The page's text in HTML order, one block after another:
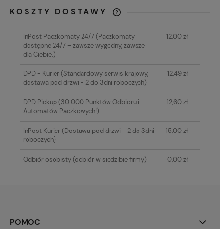
KOSZTY DOSTAWY
KOSZTÓW PŁATNOŚCI
InPost Paczkomaty 24/7(Paczkomaty
dostępne 24/7 – zawsze wygodny, zawsze
dla Ciebie.)
12,00 zł
DPD - Kurier(Standardowy serwis krajowy,
dostawa pod drzwi - 2 do 3dni roboczych)
12,49 zł
DPD Pickup(30 000 Punktów Odbioru i
Automatów Paczkowych!)
12,60 zł
InPost Kurier(Dostawa pod drzwi - 2 do 3dni
roboczych)
15,00 zł
Odbiór osobisty(odbiór w siedzibie firmy) 0,00 zł
POMOC